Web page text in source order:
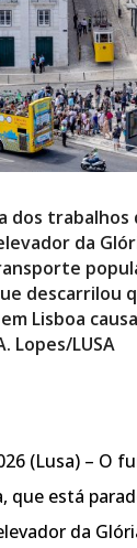
dos trabalhos
da
descarrilou
Lisboa
Lopes/LUSA
(Lusa) – O
que está
da